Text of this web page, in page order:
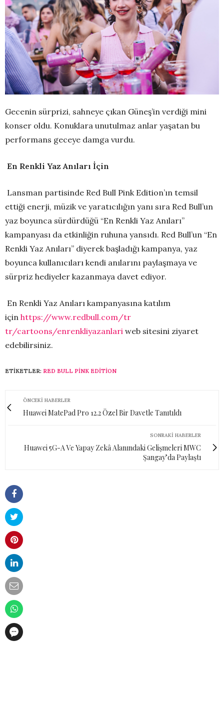
Gecenin sürprizi, sahneye çıkan Güneş’in verdiği mini
konser oldu. Konuklara unutulmaz anlar yaşatan bu
performans geceye damga vurdu.
En Renkli Yaz Anıları İçin
Lansman partisinde Red Bull Pink Edition’ın temsil
ettiği enerji, müzik ve yaratıcılığın yanı sıra Red Bull’un
yaz boyunca sürdürdüğü “En Renkli Yaz Anıları”
kampanyası da etkinliğin ruhuna yansıdı. Red Bull’un “En
Renkli Yaz Anıları” diyerek başladığı kampanya, yaz
boyunca kullanıcıları kendi anılarını paylaşmaya ve
sürpriz hediyeler kazanmaya davet ediyor.
En Renkli Yaz Anıları kampanyasına katılım
için https://www.redbull.com/tr
tr/cartoons/enrenkliyazanlari web sitesini ziyaret
edebilirsiniz.
ETIKETLER: RED BULL PINK EDITION
ÖNCEKI HABERLER
Huawei MatePad Pro 12.2 Özel Bir Davetle Tanıtıldı
SONRAKI HABERLER
Huawei 5G-A Ve Yapay Zekâ Alanındaki Gelişmeleri MWC
Şangay’da Paylaştı